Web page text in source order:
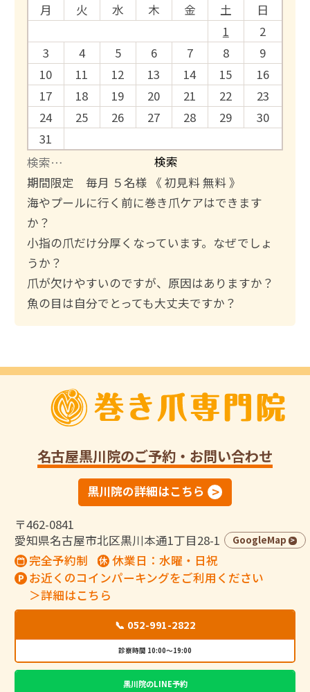
月
火 水 木 金 土
日
1
2
3
4 5 6 7 8
9
10
11 12 13 14 15
16
17
18 19 20 21 22
23
24
25 26 27 28 29
30
31
検
索
:
期間限定 毎月 ５名様 《 初見料 無料 》
海やプールに行く前に巻き爪ケアはできます
か？
小指の爪だけ分厚くなっています。なぜでしょ
うか？
爪が欠けやすいのですが、原因はありますか？
魚の目は自分でとっても大丈夫ですか？
名古屋黒川院のご予約・お問い合わせ
黒川院の詳細はこちら
〒462-0841
愛知県名古屋市北区黒川本通1丁目28-1
GoogleMap
完全予約制
休業日：水曜・日祝
お近くのコインパーキングをご利用ください
＞詳細はこちら
📞 052-991-2822
診察時間 10:00～19:00
黒川院のLINE予約